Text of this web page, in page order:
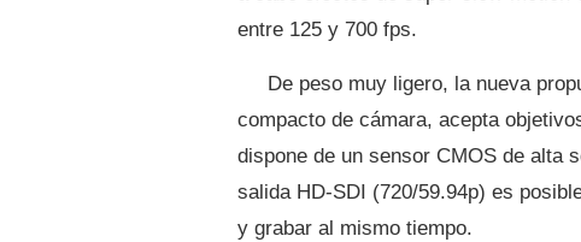
entre 125 y 700 fps.
De peso muy ligero, la nueva
compacto de cámara, acepta
dispone de un sensor CMOS de alta
salida HD-SDI (720/59.94p) es
y grabar al mismo tiempo.